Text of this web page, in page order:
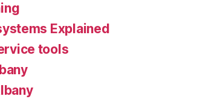
Explained
tools